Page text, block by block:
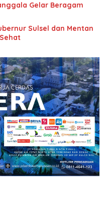
Gelar Beragam
Sulsel dan Mentan